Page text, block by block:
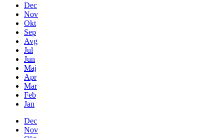
Dec
Nov
Okt
Sep
Avg
Jul
Jun
Maj
Apr
Mar
Feb
Jan
Dec
Nov